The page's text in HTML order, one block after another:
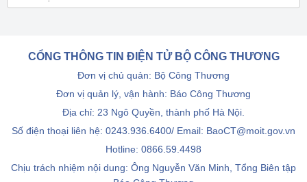
CỔNG THÔNG TIN ĐIỆN TỬ BỘ CÔNG THƯƠNG
Đơn vị chủ quản: Bộ Công Thương
Đơn vị quản lý, vận hành: Báo Công Thương
Địa chỉ: 23 Ngô Quyền, thành phố Hà Nội.
Số điện thoại liên hệ: 0243.936.6400/ Email: BaoCT@moit.gov.vn
Hotline: 0866.59.4498
Chịu trách nhiệm nội dung: Ông Nguyễn Văn Minh, Tổng Biên tập